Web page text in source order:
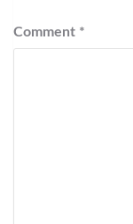
Comment *